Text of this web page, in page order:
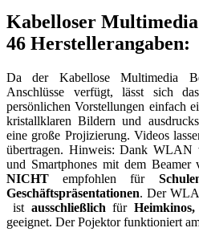
Kabelloser
46 Herstellerangaben:
Da der Kabellose Multimedia
Anschlüsse verfügt, lässt sich
persönlichen Vorstellungen einfach
kristallklaren Bildern und
eine große Projizierung. Videos
übertragen. Hinweis: Dank WLAN
und Smartphones mit dem Beamer
NICHT empfohlen für
Geschäftspräsentationen. Der
ist ausschließlich für Heimkinos,
geeignet. Der Pojektor funktioniert